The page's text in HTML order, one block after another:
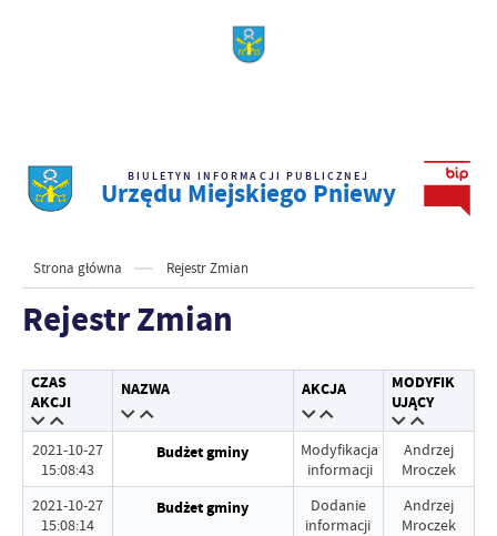
BIULETYN INFORMACJI PUBLICZNEJ
Urzędu Miejskiego Pniewy
Strona główna Rejestr Zmian
Rejestr Zmian
CZAS
AKCJI
NAZWA AKCJA
MODYFIK
UJĄCY
2021-10-27
15:08:43
Budżet gminy
Modyfikacja
informacji
Andrzej
Mroczek
2021-10-27
15:08:14
Budżet gminy
Dodanie
informacji
Andrzej
Mroczek